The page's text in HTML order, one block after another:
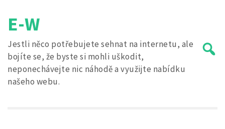
content
E-W
Jestli něco potřebujete sehnat na internetu, ale
bojíte se, že byste si mohli uškodit,
neponechávejte nic náhodě a využijte nabídku
našeho webu.